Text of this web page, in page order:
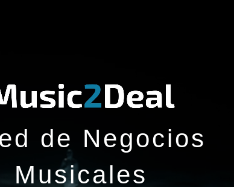
de Negocios
Musicales